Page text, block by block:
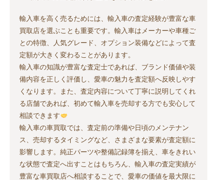
輸入車を高く売るためには、輸入車の査定経験が豊富な車
買取店を選ぶことも重要です。輸入車はメーカーや車種ご
との特徴、人気グレード、オプション装備などによって査
定額が大きく変わることがあります。
輸入車の知識が豊富な査定士であれば、ブランド価値や装
備内容を正しく評価し、愛車の魅力を査定額へ反映しやす
くなります。また、査定内容について丁寧に説明してくれ
る店舗であれば、初めて輸入車を売却する方でも安心して
相談できます
輸入車の車買取では、査定前の準備や日頃のメンテナン
ス、売却するタイミングなど、さまざまな要素が査定額に
影響します。純正パーツや整備記録簿を揃え、車をきれい
な状態で査定へ出すことはもちろん、輸入車の査定実績が
豊富な車買取店へ相談することで、愛車の価値を最大限に